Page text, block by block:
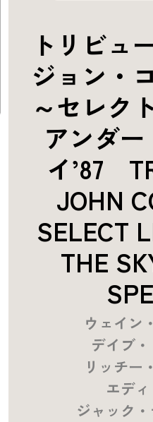
トリビュ
ジョン・
～セレク
アンダ
イ’87
JOHN
SELECT
THE
ウェイン
デイブ
リッチー
エデ
ジャック